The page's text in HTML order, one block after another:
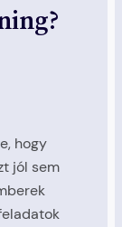
hogy
jól sem